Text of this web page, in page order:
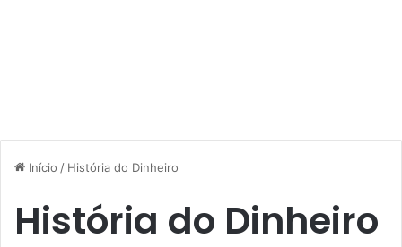
Início / História do Dinheiro
História do Dinheiro